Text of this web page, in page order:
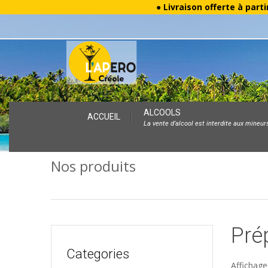
● Livraison offerte à
Skip
to
content
ACCUEIL ALCOOLS
La vente d’alcool est interdite aux
Nos produits
Categories